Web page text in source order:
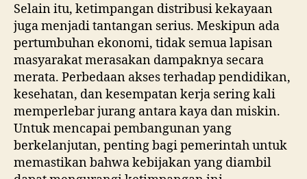
Selain itu, ketimpangan distribusi kekayaan
juga menjadi tantangan serius. Meskipun ada
pertumbuhan ekonomi, tidak semua lapisan
masyarakat merasakan dampaknya secara
merata. Perbedaan akses terhadap pendidikan,
kesehatan, dan kesempatan kerja sering kali
memperlebar jurang antara kaya dan miskin.
Untuk mencapai pembangunan yang
berkelanjutan, penting bagi pemerintah untuk
memastikan bahwa kebijakan yang diambil